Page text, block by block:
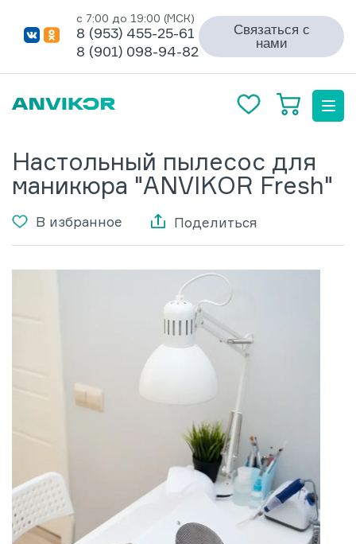
с 7:00 до 19:00 (МСК)
8 (953) 455-25-61
8 (901) 098-94-82
Связаться с
нами
Настольный пылесос для
маникюра "ANVIKOR Fresh"
В избранное Поделиться